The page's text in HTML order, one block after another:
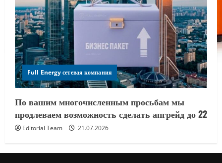
Full Energy сетевая компания
По вашим многочисленным просьбам мы
продлеваем возможность сделать апгрейд до 22
Editorial Team 21.07.2026